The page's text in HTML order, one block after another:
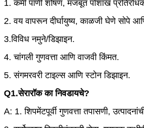
1. कमी पाणी शोषण, मजबूत पोशाख
2. वय वापरून दीर्घायुष्य, काळजी घेणे सोपे
3.विविध नमुने/डिझाइन.
4. चांगली गुणवत्ता आणि वाजवी किंमत.
5. संगमरवरी टाइल्स आणि स्टोन डिझाइन.
Q1.सेरारॉक का निवडायचे?
A: 1. शिपमेंटपूर्वी गुणवत्ता तपासणी,